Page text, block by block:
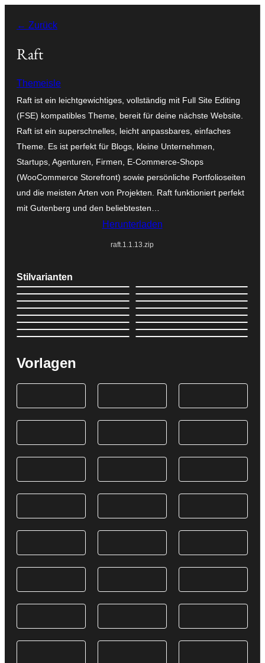
Inhalt
springen
← Zurück
Raft
Themeisle
Raft ist ein leichtgewichtiges, vollständig mit Full Site Editing
(FSE) kompatibles Theme, bereit für deine nächste Website.
Raft ist ein superschnelles, leicht anpassbares, einfaches
Theme. Es ist perfekt für Blogs, kleine Unternehmen,
Startups, Agenturen, Firmen, E-Commerce-Shops
(WooCommerce Storefront) sowie persönliche Portfolioseiten
und die meisten Arten von Projekten. Raft funktioniert perfekt
mit Gutenberg und den beliebtesten…
Herunterladen
raft.1.1.13.zip
Stilvarianten
Vorlagen